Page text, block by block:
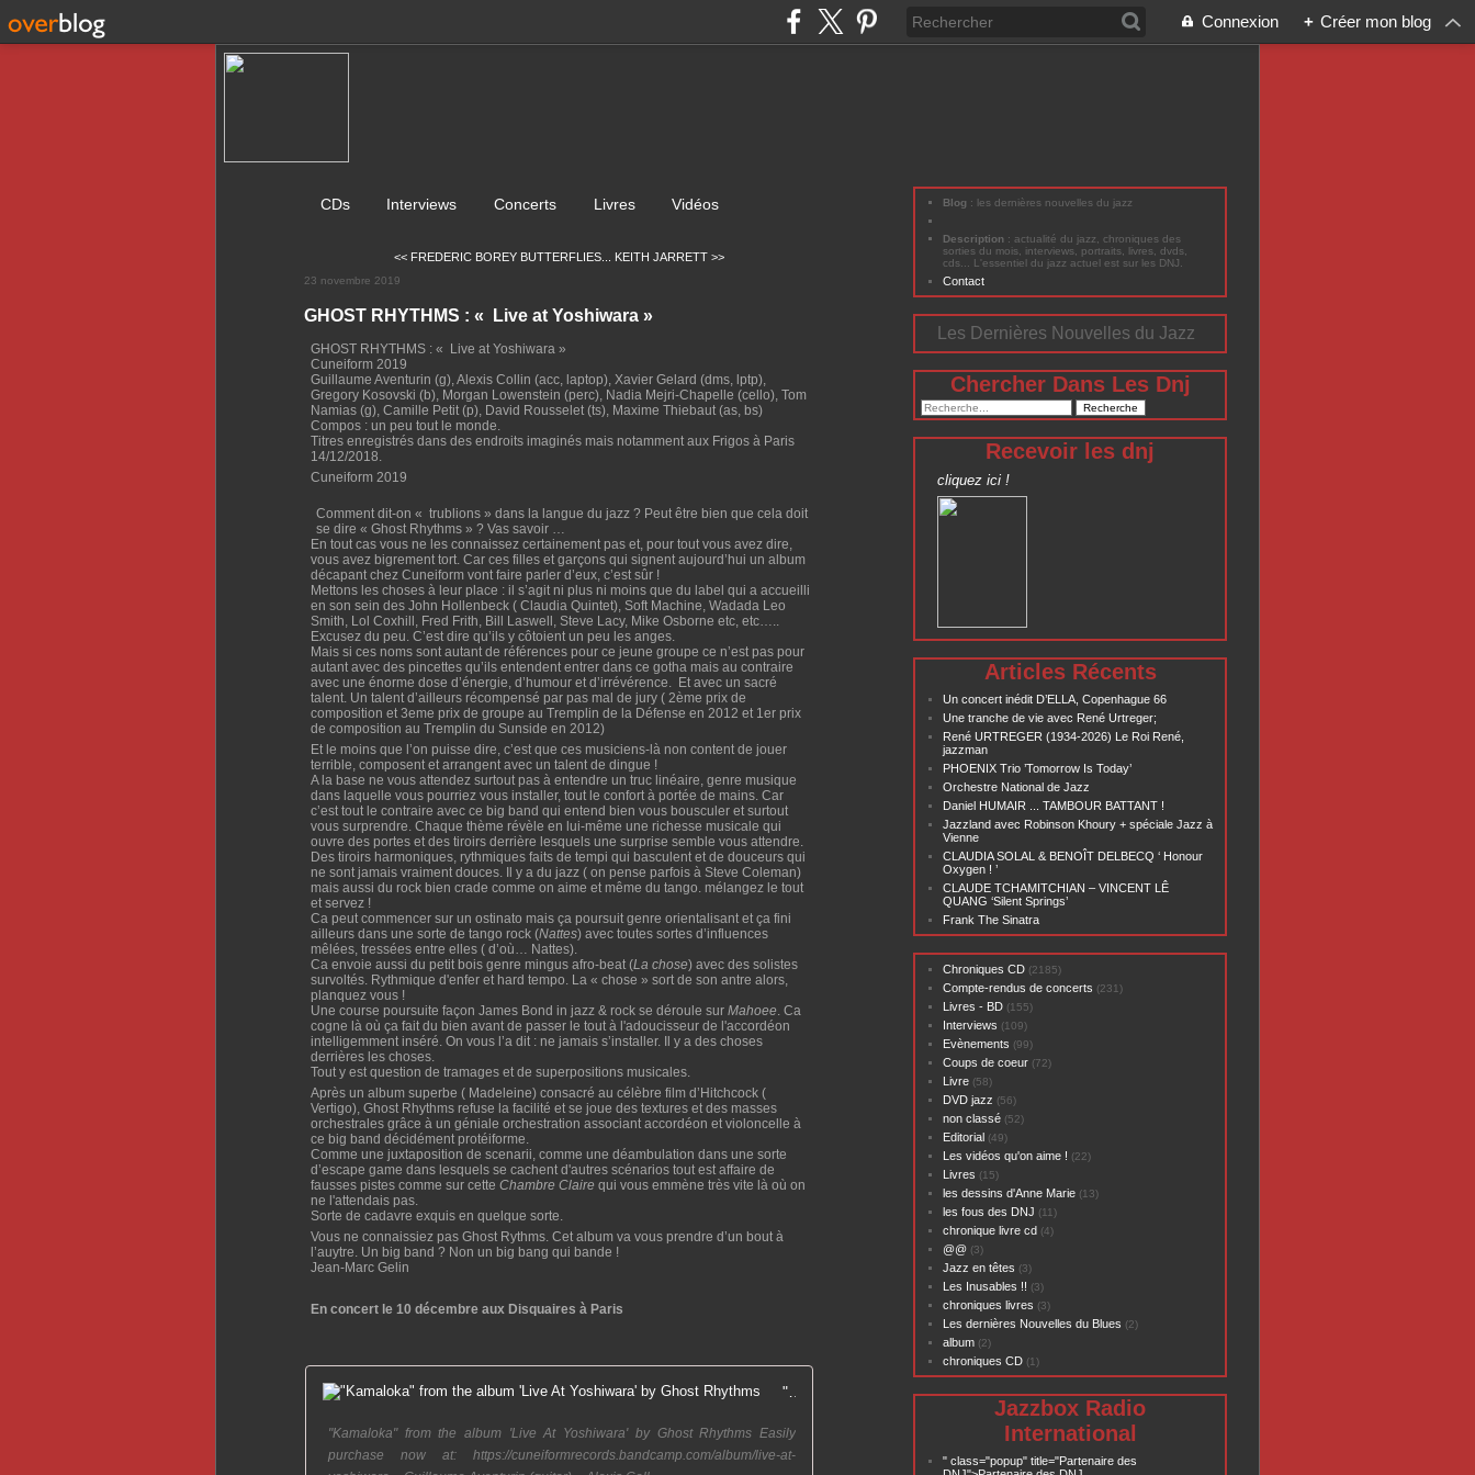
Connexion + Créer mon blog
CDs Interviews Concerts Livres Vidéos
<< FREDERIC BOREY BUTTERFLIES... KEITH JARRETT >>
23 novembre 2019
GHOST RHYTHMS : « Live at Yoshiwara »
GHOST RHYTHMS : « Live at Yoshiwara »
Cuneiform 2019
Guillaume Aventurin (g), Alexis Collin (acc, laptop), Xavier Gelard (dms, lptp),
Gregory Kosovski (b), Morgan Lowenstein (perc), Nadia Mejri-Chapelle (cello), Tom
Namias (g), Camille Petit (p), David Rousselet (ts), Maxime Thiebaut (as, bs)
Compos : un peu tout le monde.
Titres enregistrés dans des endroits imaginés mais notamment aux Frigos à Paris
14/12/2018.
Cuneiform 2019
Comment dit-on « trublions » dans la langue du jazz ? Peut être bien que cela doit
se dire « Ghost Rhythms » ? Vas savoir …
En tout cas vous ne les connaissez certainement pas et, pour tout vous avez dire,
vous avez bigrement tort. Car ces filles et garçons qui signent aujourd’hui un album
décapant chez Cuneiform vont faire parler d’eux, c’est sûr !
Mettons les choses à leur place : il s’agit ni plus ni moins que du label qui a accueilli
en son sein des John Hollenbeck ( Claudia Quintet), Soft Machine, Wadada Leo
Smith, Lol Coxhill, Fred Frith, Bill Laswell, Steve Lacy, Mike Osborne etc, etc…..
Excusez du peu. C’est dire qu’ils y côtoient un peu les anges.
Mais si ces noms sont autant de références pour ce jeune groupe ce n’est pas pour
autant avec des pincettes qu’ils entendent entrer dans ce gotha mais au contraire
avec une énorme dose d’énergie, d’humour et d’irrévérence. Et avec un sacré
talent. Un talent d’ailleurs récompensé par pas mal de jury ( 2ème prix de
composition et 3eme prix de groupe au Tremplin de la Défense en 2012 et 1er prix
de composition au Tremplin du Sunside en 2012)
Et le moins que l’on puisse dire, c’est que ces musiciens-là non content de jouer
terrible, composent et arrangent avec un talent de dingue !
A la base ne vous attendez surtout pas à entendre un truc linéaire, genre musique
dans laquelle vous pourriez vous installer, tout le confort à portée de mains. Car
c’est tout le contraire avec ce big band qui entend bien vous bousculer et surtout
vous surprendre. Chaque thème révèle en lui-même une richesse musicale qui
ouvre des portes et des tiroirs derrière lesquels une surprise semble vous attendre.
Des tiroirs harmoniques, rythmiques faits de tempi qui basculent et de douceurs qui
ne sont jamais vraiment douces. Il y a du jazz ( on pense parfois à Steve Coleman)
mais aussi du rock bien crade comme on aime et même du tango. mélangez le tout
et servez !
Ca peut commencer sur un ostinato mais ça poursuit genre orientalisant et ça fini
ailleurs dans une sorte de tango rock (Nattes) avec toutes sortes d’influences
mêlées, tressées entre elles ( d’où… Nattes).
Ca envoie aussi du petit bois genre mingus afro-beat (La chose) avec des solistes
survoltés. Rythmique d'enfer et hard tempo. La « chose » sort de son antre alors,
planquez vous !
Une course poursuite façon James Bond in jazz & rock se déroule sur Mahoee . Ca
cogne là où ça fait du bien avant de passer le tout à l'adoucisseur de l'accordéon
intelligemment inséré. On vous l’a dit : ne jamais s’installer. Il y a des choses
derrières les choses.
Tout y est question de tramages et de superpositions musicales.
Après un album superbe ( Madeleine) consacré au célèbre film d’Hitchcock (
Vertigo), Ghost Rhythms refuse la facilité et se joue des textures et des masses
orchestrales grâce à un géniale orchestration associant accordéon et violoncelle à
ce big band décidément protéiforme.
Comme une juxtaposition de scenarii, comme une déambulation dans une sorte
d’escape game dans lesquels se cachent d'autres scénarios tout est affaire de
fausses pistes comme sur cette Chambre Claire qui vous emmène très vite là où on
ne l'attendais pas.
Sorte de cadavre exquis en quelque sorte.
Vous ne connaissiez pas Ghost Rythms. Cet album va vous prendre d’un bout à
l’auytre. Un big band ? Non un big bang qui bande !
Jean-Marc Gelin
En concert le 10 décembre aux Disquaires à Paris
"Kamaloka" from the album 'Live At Yoshiwara' by Ghost Rhythms Easily
purchase now at: https://cuneiformrecords.bandcamp.com/album/live-at-
Blog : les dernières nouvelles du jazz
Description : actualité du jazz, chroniques des
sorties du mois, interviews, portraits, livres, dvds,
cds... L'essentiel du jazz actuel est sur les DNJ.
Contact
Les Dernières Nouvelles du Jazz
Chercher Dans Les Dnj
Recevoir les dnj
cliquez ici !
Articles Récents
Un concert inédit D’ELLA, Copenhague 66
Une tranche de vie avec René Urtreger;
René URTREGER (1934-2026) Le Roi René,
jazzman
PHOENIX Trio ’Tomorrow Is Today’
Orchestre National de Jazz
Daniel HUMAIR ... TAMBOUR BATTANT !
Jazzland avec Robinson Khoury + spéciale Jazz à
Vienne
CLAUDIA SOLAL & BENOÎT DELBECQ ‘ Honour
Oxygen ! ’
CLAUDE TCHAMITCHIAN – VINCENT LÊ
QUANG ‘Silent Springs’
Frank The Sinatra
Chroniques CD (2185)
Compte-rendus de concerts (231)
Livres - BD (155)
Interviews (109)
Evènements (99)
Coups de coeur (72)
Livre (58)
DVD jazz (56)
non classé (52)
Editorial (49)
Les vidéos qu'on aime ! (22)
Livres (15)
les dessins d'Anne Marie (13)
les fous des DNJ (11)
chronique livre cd (4)
@@ (3)
Jazz en têtes (3)
Les Inusables !! (3)
chroniques livres (3)
Les dernières Nouvelles du Blues (2)
album (2)
chroniques CD (1)
Jazzbox Radio
International
" class="popup" title="Partenaire des